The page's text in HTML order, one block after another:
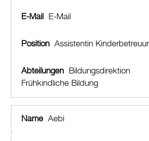
Login E-Mail
Assistentin
Bildungsdirektion
Frühkindliche Bildung
Aebi